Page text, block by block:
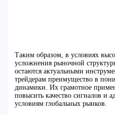
Таким образом, в условиях
усложнения рыночной
остаются актуальными
трейдерам преимущество в
динамики. Их грамотное
повысить качество сигналов и
условиям глобальных рынков.